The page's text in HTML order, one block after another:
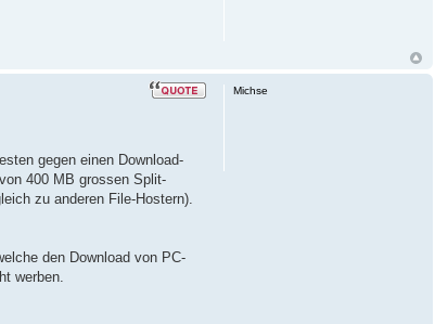
gegen einen Download-
400 MB grossen Split-
zu anderen File-Hostern).
den Download von PC-
werben.
Michse